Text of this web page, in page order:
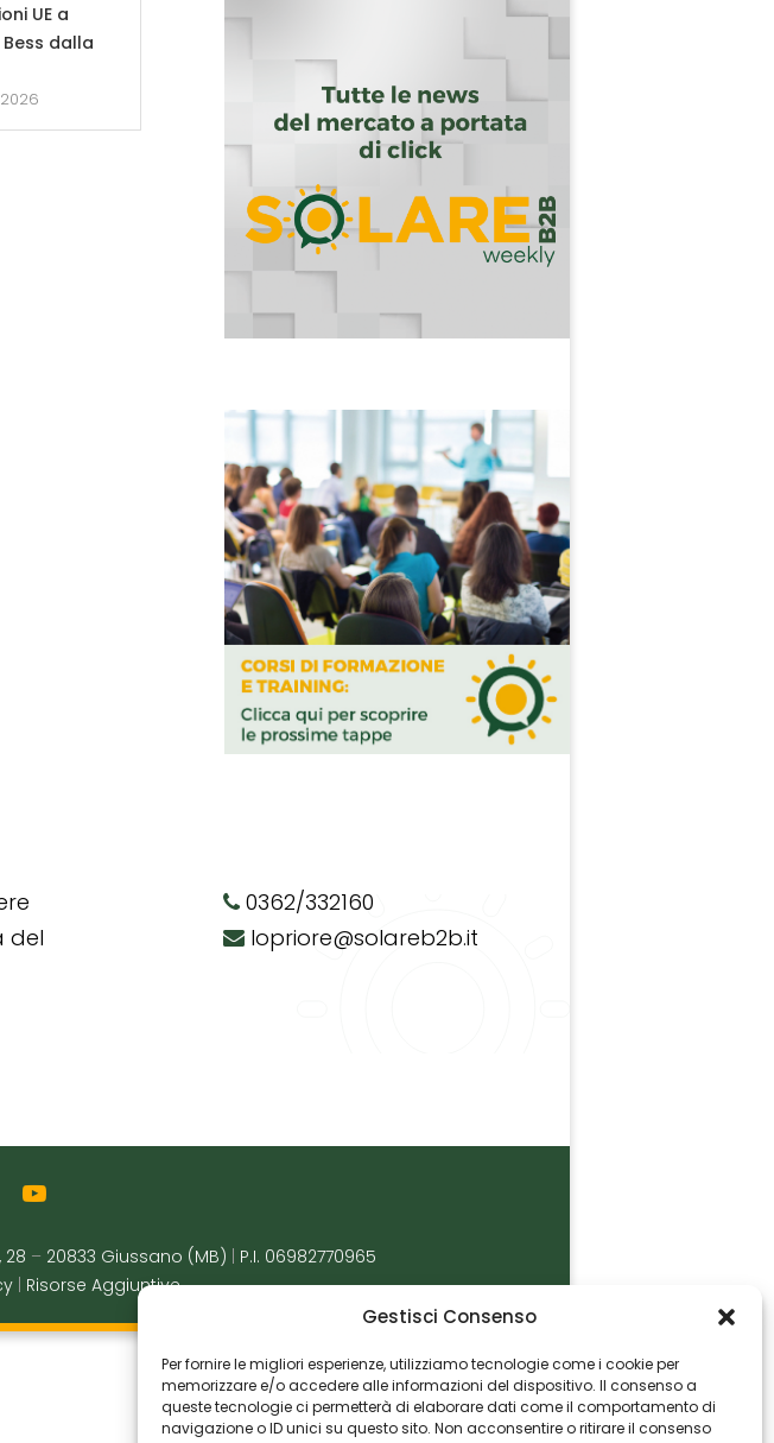
Gestisci Consenso
Per fornire le migliori esperienze, utilizziamo tecnologie come i cookie per
memorizzare e/o accedere alle informazioni del dispositivo. Il consenso a
queste tecnologie ci permetterà di elaborare dati come il comportamento di
navigazione o ID unici su questo sito. Non acconsentire o ritirare il consenso
UE a
dalla
del
0362/332160
lopriore@solareb2b.it
28 – 20833 Giussano (MB)
P.I. 06982770965
Risorse Aggiuntive